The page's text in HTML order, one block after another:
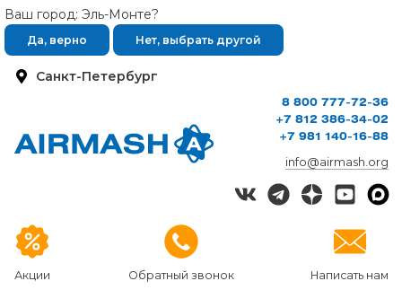
Санкт-Петербург
Ваш город: Эль-Монте?
Да, верно Нет, выбрать другой
Акции Обратный звонок Написать нам
8 800 777-72-36
+7 812 386-34-02
+7 981 140-16-88
info@airmash.org